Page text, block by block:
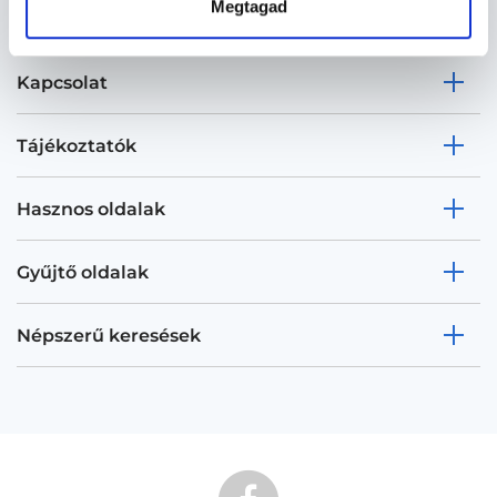
Megtagad
Kapcsolat
Tájékoztatók
Hasznos oldalak
Gyűjtő oldalak
Népszerű keresések